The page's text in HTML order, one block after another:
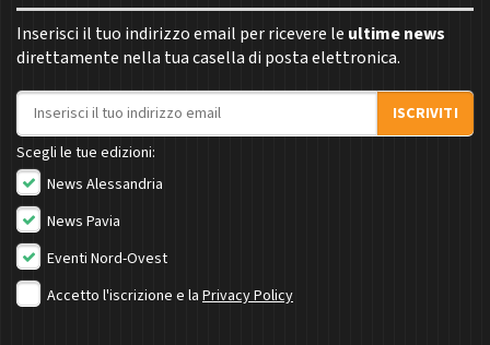
Inserisci il tuo indirizzo email per ricevere le ultime news
direttamente nella tua casella di posta elettronica.
Indirizzo email
ISCRIVITI
Scegli le tue edizioni:
News Alessandria
News Pavia
Eventi Nord-Ovest
Accetto l'iscrizione e la Privacy Policy